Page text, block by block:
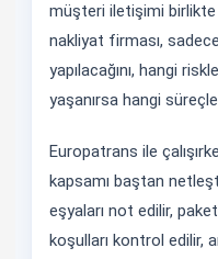
müşteri iletişimi birlikte
nakliyat firması,
yapılacağını, hangi
yaşanırsa hangi
Europatrans ile
kapsamı baştan
eşyaları not edilir,
koşulları kontrol edilir,